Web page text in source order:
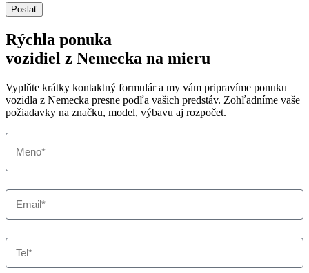
Poslať
Rýchla ponuka
vozidiel z Nemecka na mieru
Vyplňte krátky kontaktný formulár a my vám pripravíme ponuku
vozidla z Nemecka presne podľa vašich predstáv. Zohľadníme vaše
požiadavky na značku, model, výbavu aj rozpočet.